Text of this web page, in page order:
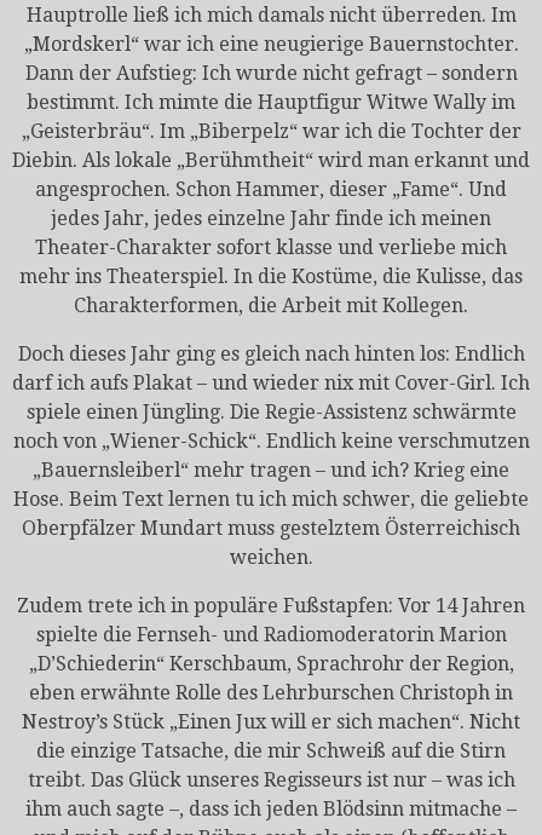
Hauptrolle ließ ich mich damals nicht überreden. Im
„Mordskerl“ war ich eine neugierige Bauernstochter.
Dann der Aufstieg: Ich wurde nicht gefragt – sondern
bestimmt. Ich mimte die Hauptfigur Witwe Wally im
„Geisterbräu“. Im „Biberpelz“ war ich die Tochter der
Diebin. Als lokale „Berühmtheit“ wird man erkannt und
angesprochen. Schon Hammer, dieser „Fame“. Und
jedes Jahr, jedes einzelne Jahr finde ich meinen
Theater-Charakter sofort klasse und verliebe mich
mehr ins Theaterspiel. In die Kostüme, die Kulisse, das
Charakterformen, die Arbeit mit Kollegen.
Doch dieses Jahr ging es gleich nach hinten los: Endlich
darf ich aufs Plakat – und wieder nix mit Cover-Girl. Ich
spiele einen Jüngling. Die Regie-Assistenz schwärmte
noch von „Wiener-Schick“. Endlich keine verschmutzen
„Bauernsleiberl“ mehr tragen – und ich? Krieg eine
Hose. Beim Text lernen tu ich mich schwer, die geliebte
Oberpfälzer Mundart muss gestelztem Österreichisch
weichen.
Zudem trete ich in populäre Fußstapfen: Vor 14 Jahren
spielte die Fernseh- und Radiomoderatorin Marion
„D’Schiederin“ Kerschbaum, Sprachrohr der Region,
eben erwähnte Rolle des Lehrburschen Christoph in
Nestroy’s Stück „Einen Jux will er sich machen“. Nicht
die einzige Tatsache, die mir Schweiß auf die Stirn
treibt. Das Glück unseres Regisseurs ist nur – was ich
ihm auch sagte –, dass ich jeden Blödsinn mitmache –